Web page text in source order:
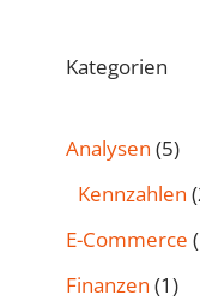
Kategorien
Analysen (5)
Kennzahlen
E-Commerce
Finanzen (1)